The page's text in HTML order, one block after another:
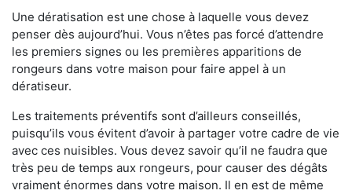
Une dératisation est une chose à laquelle vous devez
penser dès aujourd’hui. Vous n’êtes pas forcé d’attendre
les premiers signes ou les premières apparitions de
rongeurs dans votre maison pour faire appel à un
dératiseur.
Les traitements préventifs sont d’ailleurs conseillés,
puisqu’ils vous évitent d’avoir à partager votre cadre de vie
avec ces nuisibles. Vous devez savoir qu’il ne faudra que
très peu de temps aux rongeurs, pour causer des dégâts
vraiment énormes dans votre maison. Il en est de même